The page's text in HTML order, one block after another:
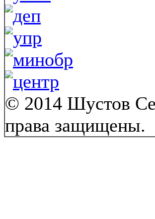
© 2014 Шустов
права защищены.